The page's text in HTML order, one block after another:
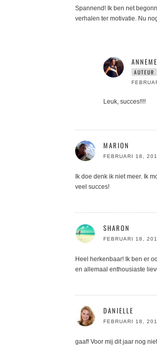
Spannend! Ik ben net
verhalen ter motivatie. Nu
AUTEUR
Leuk, succes!!!!
MARION
FEBRUARI 18,
Ik doe denk ik niet meer. Ik
veel succes!
SHARON
FEBRUARI 18,
Heel herkenbaar! Ik ben er
en allemaal enthousiaste
DANIELLE
FEBRUARI 18,
gaaf! Voor mij dit jaar nog